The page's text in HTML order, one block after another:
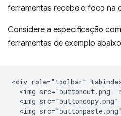
ferramentas recebe o foco na
Considere a especificação
ferramentas de exemplo
<div role="toolbar"
<img src="buttoncut.png"
<img
<img